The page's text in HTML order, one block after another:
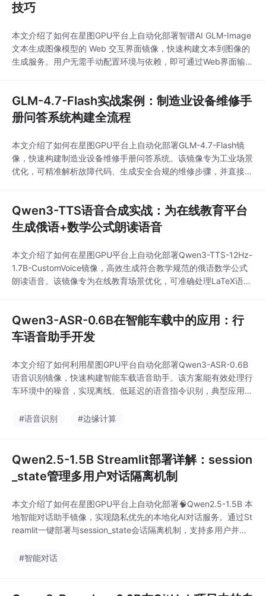
技巧
本文介绍了如何在星图GPU平台上自动化部署智谱AI GLM-Image
文本生成图像模型的 Web 交互界面镜像，快速构建文本到图像的
生成服务。用户无需手动配置环境与依赖，即可通过Web界面输入
GLM-4.7-Flash实战案例：制造业设备维修手
册问答系统构建全流程
本文介绍了如何在星图GPU平台上自动化部署GLM-4.7-Flash镜
像，快速构建制造业设备维修手册问答系统。该镜像专为工业场景
优化，可精准解析故障代码、生成安全合规的维修步骤，并直接对
Qwen3-TTS语音合成实战：为在线教育平台
生成俄语+数学公式朗读语音
本文介绍了如何在星图GPU平台上自动化部署Qwen3-TTS-12Hz-
1.7B-CustomVoice镜像，高效生成符合教学规范的俄语数学公式
朗读语音。该镜像专为在线教育场景优化，可准确处理LaTeX语
Qwen3-ASR-0.6B在智能车载中的应用：行
车语音助手开发
本文介绍了如何利用星图GPU平台自动化部署Qwen3-ASR-0.6B
语音识别镜像，快速构建智能车载语音助手。该方案能有效处理行
车环境中的噪音，实现离线、低延迟的语音指令识别，典型应用于
交互便捷性。
#语音识别 #边缘计算
Qwen2.5-1.5B Streamlit部署详解：session
_state管理多用户对话隔离机制
本文介绍了如何在星图GPU平台上自动化部署🧠Qwen2.5-1.5B 本
地智能对话助手镜像，实现隐私优先的本地化AI对话服务。通过St
reamlit一键部署与session_state会话隔离机制，支持多用户并发
时解读等场景。
#智能对话